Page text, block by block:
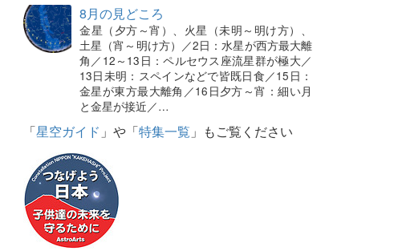
8月の見どころ
金星（夕方～宵）、火星（未明～明け方）、
土星（宵～明け方）／2日：水星が西方最大離
角／12～13日：ペルセウス座流星群が極大／
13日未明：スペインなどで皆既日食／15日：
金星が東方最大離角／16日夕方～宵：細い月
と金星が接近／…
「星空ガイド 」や「特集一覧 」もご覧ください